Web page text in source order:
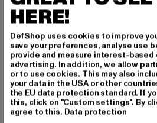
Art.Nr: DFSX006-00111
Hersteller: TB International
Dr.-Robert-Murjahn-Straße 7 |
DE
GRÖSSE & PASSFORM
HERE!
DefShop uses cookies to improve
save your preferences, analyse use
provide and measure interest-based
advertising. In addition, we allow
or to use cookies. This may also
your data in the USA or other
the EU data protection standard. If
this, click on "Custom settings". By
agree to this. Data protection